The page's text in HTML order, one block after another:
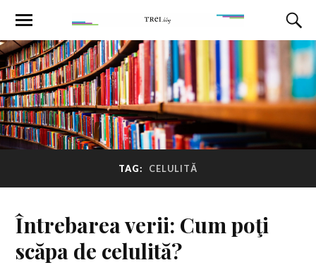
TAG: CELULITĂ
Întrebarea verii: Cum poţi
scăpa de celulită?